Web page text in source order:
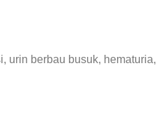
urin berbau busuk, hematuria,